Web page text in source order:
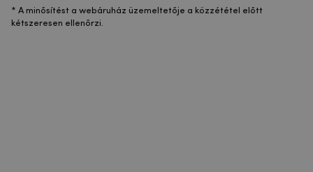
* A minősítést a webáruház üzemeltetője a közzététel előtt
kétszeresen ellenőrzi.